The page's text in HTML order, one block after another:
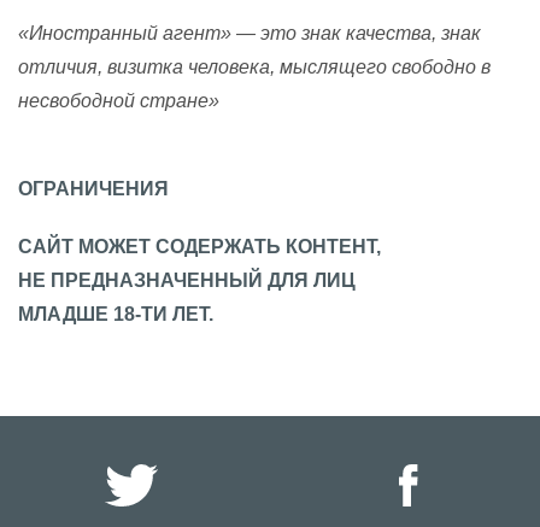
«Иностранный агент» — это знак качества, знак
отличия, визитка человека, мыслящего свободно в
несвободной стране»
ОГРАНИЧЕНИЯ
САЙТ МОЖЕТ СОДЕРЖАТЬ КОНТЕНТ,
НЕ ПРЕДНАЗНАЧЕННЫЙ ДЛЯ ЛИЦ
МЛАДШЕ 18-ТИ ЛЕТ.